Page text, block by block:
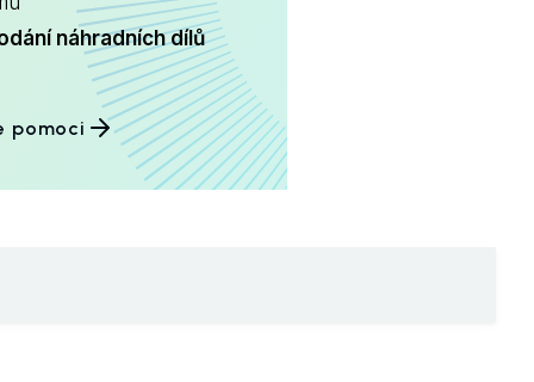
náhradních dílů
pomoci